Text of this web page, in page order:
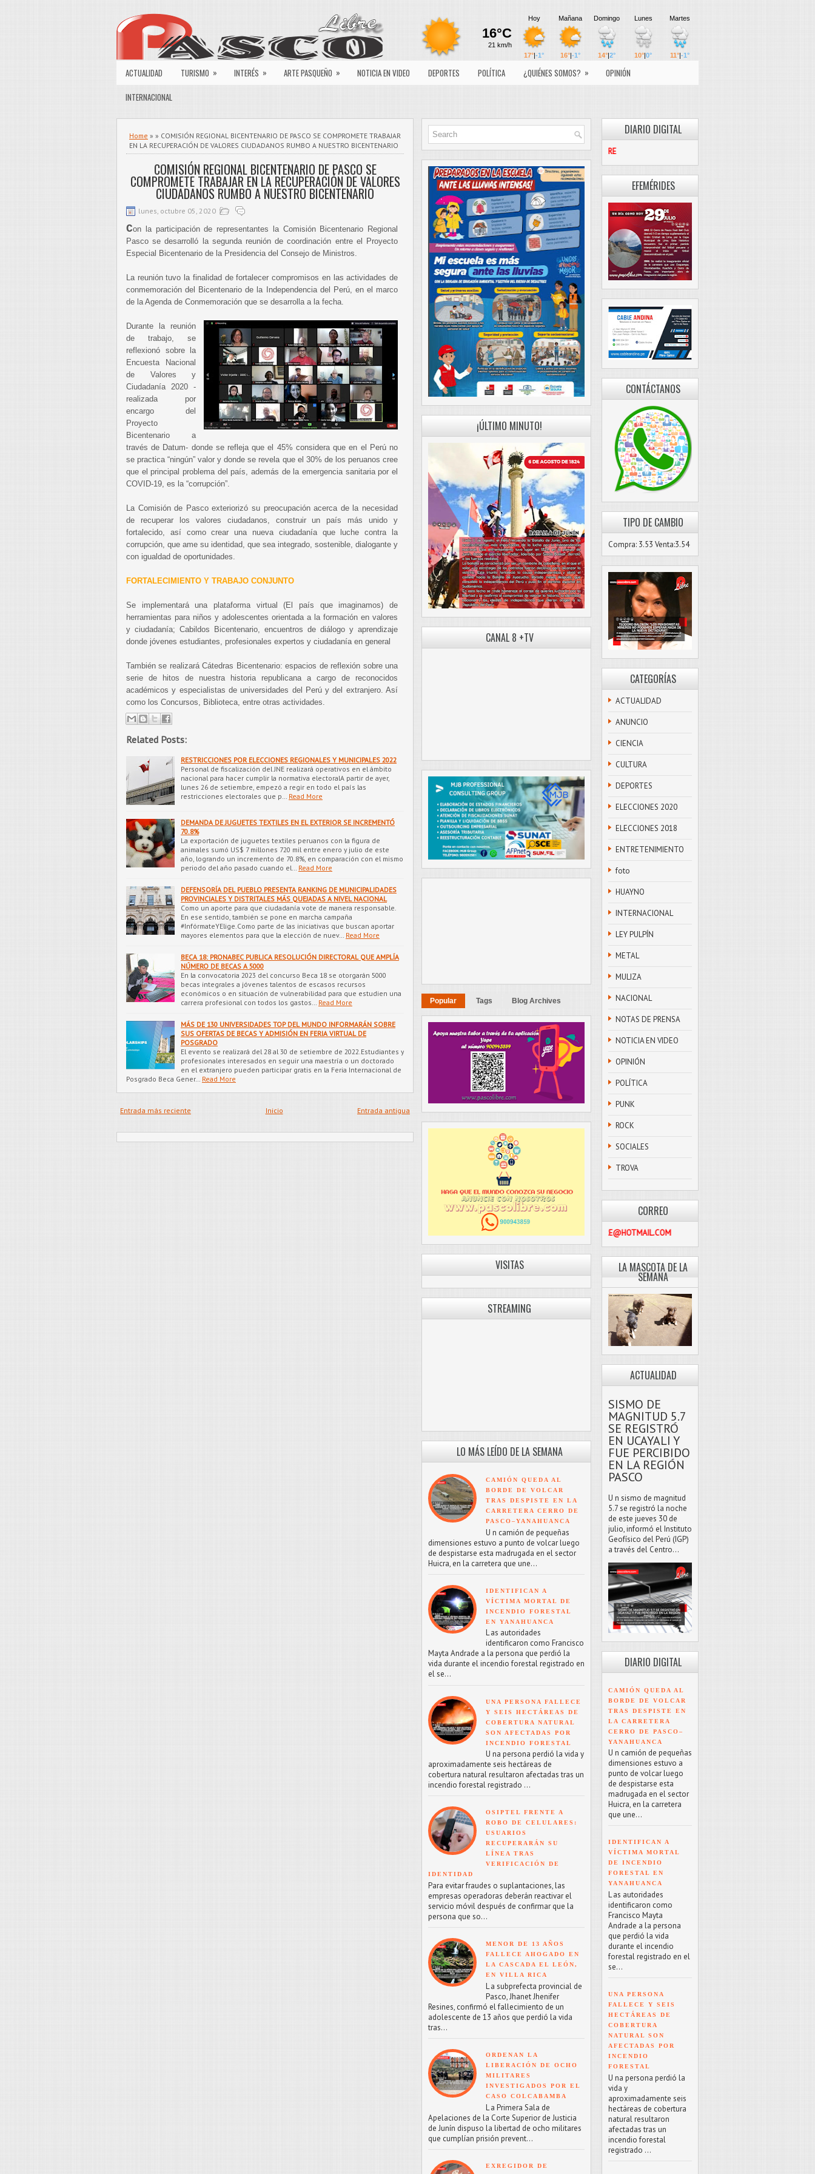
ACTUALIDAD TURISMO » INTERÉS » ARTE PASQUEÑO » NOTICIA EN VIDEO DEPORTES POLÍTICA ¿QUIÉNES SOMOS? »
OPINIÓN
INTERNACIONAL
Home » » COMISIÓN REGIONAL BICENTENARIO DE PASCO SE COMPROMETE TRABAJAR
EN LA RECUPERACIÓN DE VALORES CIUDADANOS RUMBO A NUESTRO BICENTENARIO
COMISIÓN REGIONAL BICENTENARIO DE PASCO SE
COMPROMETE TRABAJAR EN LA RECUPERACIÓN DE VALORES
CIUDADANOS RUMBO A NUESTRO BICENTENARIO
lunes, octubre 05, 2020
Con la participación de representantes la Comisión Bicentenario Regional
Pasco se desarrolló la segunda reunión de coordinación entre el Proyecto
Especial Bicentenario de la Presidencia del Consejo de Ministros.
La reunión tuvo la finalidad de fortalecer compromisos en las actividades de
conmemoración del Bicentenario de la Independencia del Perú, en el marco
de la Agenda de Conmemoración que se desarrolla a la fecha.
Durante la reunión
de trabajo, se
reflexionó sobre la
Encuesta Nacional
de Valores y
Ciudadanía 2020 -
realizada por
encargo del
Proyecto
Bicentenario a
través de Datum- donde se refleja que el 45% considera que en el Perú no
se practica “ningún” valor y donde se revela que el 30% de los peruanos cree
que el principal problema del país, además de la emergencia sanitaria por el
COVID-19, es la “corrupción”.
La Comisión de Pasco exteriorizó su preocupación acerca de la necesidad
de recuperar los valores ciudadanos, construir un país más unido y
fortalecido, así como crear una nueva ciudadanía que luche contra la
corrupción, que ame su identidad, que sea integrado, sostenible, dialogante y
con igualdad de oportunidades.
FORTALECIMIENTO Y TRABAJO CONJUNTO
Se implementará una plataforma virtual (El país que imaginamos) de
herramientas para niños y adolescentes orientada a la formación en valores
y ciudadanía; Cabildos Bicentenario, encuentros de diálogo y aprendizaje
donde jóvenes estudiantes, profesionales expertos y ciudadanía en general
También se realizará Cátedras Bicentenario: espacios de reflexión sobre una
serie de hitos de nuestra historia republicana a cargo de reconocidos
académicos y especialistas de universidades del Perú y del extranjero. Así
como los Concursos, Biblioteca, entre otras actividades.
Related Posts:
RESTRICCIONES POR ELECCIONES REGIONALES Y MUNICIPALES 2022
Personal de fiscalización del JNE realizará operativos en el ámbito
nacional para hacer cumplir la normativa electoralA partir de ayer,
lunes 26 de setiembre, empezó a regir en todo el país las
restricciones electorales que p…
Read More
DEMANDA DE JUGUETES TEXTILES EN EL EXTERIOR SE INCREMENTÓ
70.8%
La exportación de juguetes textiles peruanos con la figura de
animales sumó US$ 7 millones 720 mil entre enero y julio de este
año, logrando un incremento de 70.8%, en comparación con el mismo
periodo del año pasado cuando el…
Read More
DEFENSORÍA DEL PUEBLO PRESENTA RANKING DE MUNICIPALIDADES
PROVINCIALES Y DISTRITALES MÁS QUEJADAS A NIVEL NACIONAL
Como un aporte para que ciudadanía vote de manera responsable.
En ese sentido, también se pone en marcha campaña
#InfórmateYElige.Como parte de las iniciativas que buscan aportar
mayores elementos para que la elección de nuev…
Read More
BECA 18: PRONABEC PUBLICA RESOLUCIÓN DIRECTORAL QUE AMPLÍA
NÚMERO DE BECAS A 5000
En la convocatoria 2023 del concurso Beca 18 se otorgarán 5000
becas integrales a jóvenes talentos de escasos recursos
económicos o en situación de vulnerabilidad para que estudien una
carrera profesional con todos los gastos…
Read More
MÁS DE 130 UNIVERSIDADES TOP DEL MUNDO INFORMARÁN SOBRE
SUS OFERTAS DE BECAS Y ADMISIÓN EN FERIA VIRTUAL DE
POSGRADO
El evento se realizará del 28 al 30 de setiembre de 2022.Estudiantes y
profesionales interesados en seguir una maestría o un doctorado
en el extranjero pueden participar gratis en la Feria Internacional de
Posgrado Beca Gener…
Read More
Entrada más reciente Entrada antigua
Inicio
¡ÚLTIMO MINUTO!
CANAL 8 +TV
Popular Tags Blog Archives
VISITAS
STREAMING
LO MÁS LEÍDO DE LA SEMANA
CAMIÓN QUEDA AL
BORDE DE VOLCAR
TRAS DESPISTE EN LA
CARRETERA CERRO DE
PASCO–YANAHUANCA
U n camión de pequeñas
dimensiones estuvo a punto de volcar luego
de despistarse esta madrugada en el sector
Huicra, en la carretera que une...
IDENTIFICAN A
VÍCTIMA MORTAL DE
INCENDIO FORESTAL
EN YANAHUANCA
L as autoridades
identificaron como Francisco
Mayta Andrade a la persona que perdió la
vida durante el incendio forestal registrado en
el se...
UNA PERSONA FALLECE
Y SEIS HECTÁREAS DE
COBERTURA NATURAL
SON AFECTADAS POR
INCENDIO FORESTAL
U na persona perdió la vida y
aproximadamente seis hectáreas de
cobertura natural resultaron afectadas tras un
incendio forestal registrado ...
OSIPTEL FRENTE A
ROBO DE CELULARES:
USUARIOS
RECUPERARÁN SU
LÍNEA TRAS
VERIFICACIÓN DE
IDENTIDAD
Para evitar fraudes o suplantaciones, las
empresas operadoras deberán reactivar el
servicio móvil después de confirmar que la
persona que so...
MENOR DE 13 AÑOS
FALLECE AHOGADO EN
LA CASCADA EL LEÓN,
EN VILLA RICA
L a subprefecta provincial de
Pasco, Jhanet Jhenifer
Resines, confirmó el fallecimiento de un
adolescente de 13 años que perdió la vida
tras...
ORDENAN LA
LIBERACIÓN DE OCHO
MILITARES
INVESTIGADOS POR EL
CASO COLCABAMBA
L a Primera Sala de
Apelaciones de la Corte Superior de Justicia
de Junín dispuso la libertad de ocho militares
que cumplían prisión prevent...
EXREGIDOR DE
DIARIO DIGITAL
EFEMÉRIDES
CONTÁCTANOS
TIPO DE CAMBIO
Compra: 3.53 Venta:3.54
CATEGORÍAS
ACTUALIDAD
ANUNCIO
CIENCIA
CULTURA
DEPORTES
ELECCIONES 2020
ELECCIONES 2018
ENTRETENIMIENTO
foto
HUAYNO
INTERNACIONAL
LEY PULPÍN
METAL
MULIZA
NACIONAL
NOTAS DE PRENSA
NOTICIA EN VIDEO
OPINIÓN
POLÍTICA
PUNK
ROCK
SOCIALES
TROVA
CORREO
PASCOLIBRE@HOTMAIL.COM
LA MASCOTA DE LA
SEMANA
ACTUALIDAD
SISMO DE
MAGNITUD 5.7
SE REGISTRÓ
EN UCAYALI Y
FUE PERCIBIDO
EN LA REGIÓN
PASCO
U n sismo de magnitud
5.7 se registró la noche
de este jueves 30 de
julio, informó el Instituto
Geofísico del Perú (IGP)
a través del Centro...
DIARIO DIGITAL
CAMIÓN QUEDA AL
BORDE DE VOLCAR
TRAS DESPISTE EN
LA CARRETERA
CERRO DE PASCO–
YANAHUANCA
U n camión de pequeñas
dimensiones estuvo a
punto de volcar luego
de despistarse esta
madrugada en el sector
Huicra, en la carretera
que une...
IDENTIFICAN A
VÍCTIMA MORTAL
DE INCENDIO
FORESTAL EN
YANAHUANCA
L as autoridades
identificaron como
Francisco Mayta
Andrade a la persona
que perdió la vida
durante el incendio
forestal registrado en el
se...
UNA PERSONA
FALLECE Y SEIS
HECTÁREAS DE
COBERTURA
NATURAL SON
AFECTADAS POR
INCENDIO
FORESTAL
U na persona perdió la
vida y
aproximadamente seis
hectáreas de cobertura
natural resultaron
afectadas tras un
incendio forestal
registrado ...